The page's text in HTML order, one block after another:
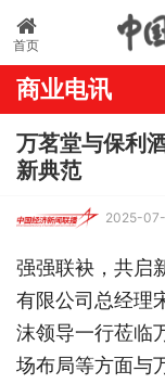
首页
商业电讯
万茗堂与保利
新典范
2025-
强强联袂，共启
有限公司总经理
沫领导一行莅临
场布局等方面与